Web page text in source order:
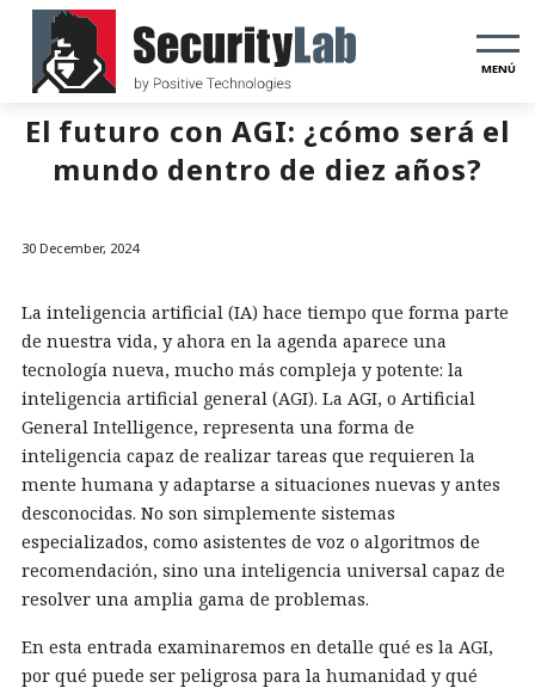
MENÚ
El futuro con AGI: ¿cómo será el
mundo dentro de diez años?
30 December, 2024
La inteligencia artificial (IA) hace tiempo que forma parte
de nuestra vida, y ahora en la agenda aparece una
tecnología nueva, mucho más compleja y potente: la
inteligencia artificial general (AGI). La AGI, o Artificial
General Intelligence, representa una forma de
inteligencia capaz de realizar tareas que requieren la
mente humana y adaptarse a situaciones nuevas y antes
desconocidas. No son simplemente sistemas
especializados, como asistentes de voz o algoritmos de
recomendación, sino una inteligencia universal capaz de
resolver una amplia gama de problemas.
En esta entrada examinaremos en detalle qué es la AGI,
por qué puede ser peligrosa para la humanidad y qué